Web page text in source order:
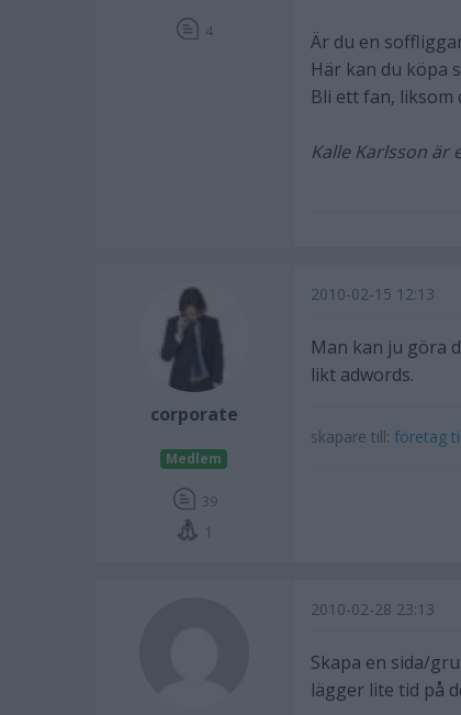
4
Är du en
Här kan du köpa
Bli ett fan, liksom
Kalle Karlsson är
corporate
Medlem
39
1
2010-02-15 12:13
Man kan ju göra
likt adwords.
skapare till: företag
2010-02-28 23:13
Skapa en sida/
lägger lite tid på